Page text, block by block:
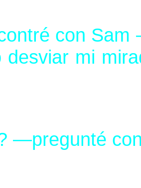
con Sam
desviar mi
—pregunté